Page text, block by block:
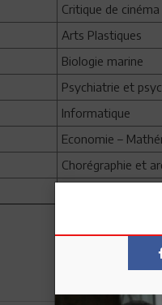
Critique de cinéma
Arts Plastiques
Biologie marine
Psychiatrie et
Informatique
Economie –
Chorégraphie et